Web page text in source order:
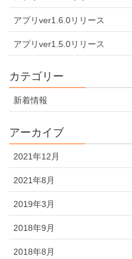
アプリver1.6.0リリース
アプリver1.5.0リリース
カテゴリー
新着情報
アーカイブ
2021年12月
2021年8月
2019年3月
2018年9月
2018年8月